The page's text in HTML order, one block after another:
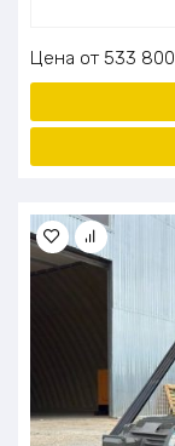
Цена 533 800